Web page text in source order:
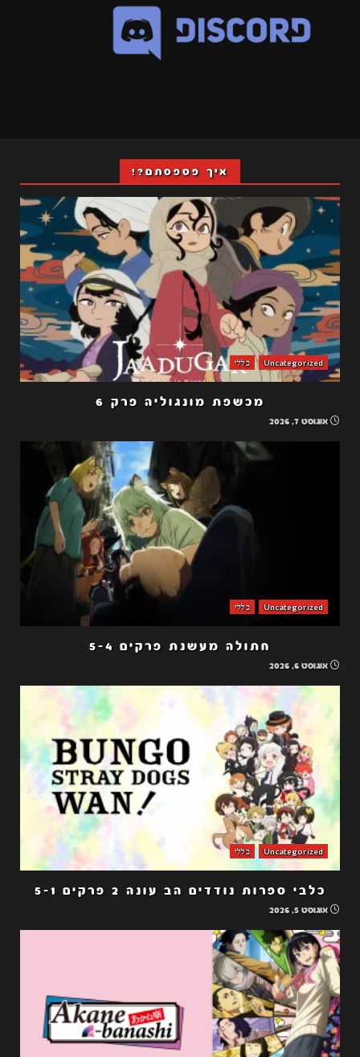
איך פספסתם?!
Uncategorized כללי
מכשפת מונגוליה פרק 6
אוגוסט 7, 2026
Uncategorized כללי
חתולה מעשנת פרקים 5-4
אוגוסט 6, 2026
Uncategorized כללי
כלבי ספרות נודדים הב עונה 2 פרקים 5-1
אוגוסט 5, 2026